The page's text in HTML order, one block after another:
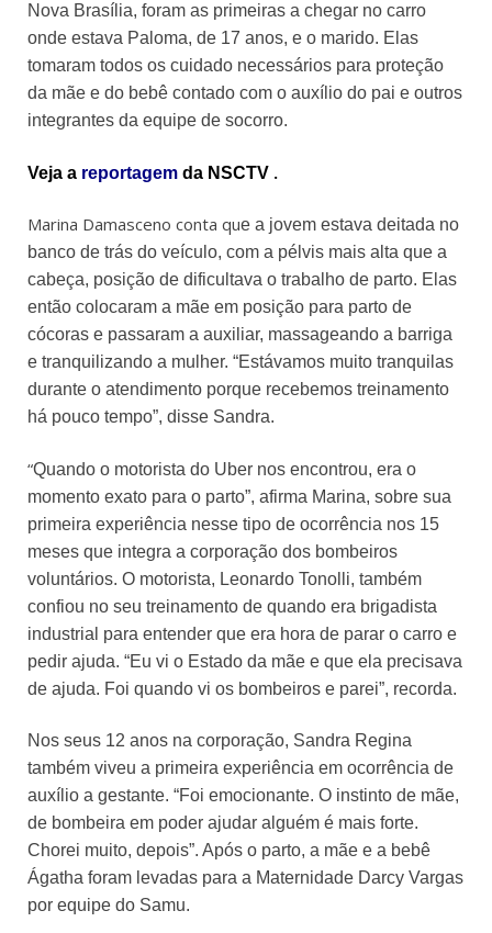
Nova Brasília, foram as primeiras a chegar no carro
onde estava Paloma, de 17 anos, e o marido. Elas
tomaram todos os cuidado necessários para proteção
da mãe e do bebê contado com o auxílio do pai e outros
integrantes da equipe de socorro.
Veja a reportagem da NSCTV .
Marina Damasceno conta que a jovem estava deitada no
banco de trás do veículo, com a pélvis mais alta que a
cabeça, posição de dificultava o trabalho de parto. Elas
então colocaram a mãe em posição para parto de
cócoras e passaram a auxiliar, massageando a barriga
e tranquilizando a mulher. “Estávamos muito tranquilas
durante o atendimento porque recebemos treinamento
há pouco tempo”, disse Sandra.
“Quando o motorista do Uber nos encontrou, era o
momento exato para o parto”, afirma Marina, sobre sua
primeira experiência nesse tipo de ocorrência nos 15
meses que integra a corporação dos bombeiros
voluntários. O motorista, Leonardo Tonolli, também
confiou no seu treinamento de quando era brigadista
industrial para entender que era hora de parar o carro e
pedir ajuda. “Eu vi o Estado da mãe e que ela precisava
de ajuda. Foi quando vi os bombeiros e parei”, recorda.
Nos seus 12 anos na corporação, Sandra Regina
também viveu a primeira experiência em ocorrência de
auxílio a gestante. “Foi emocionante. O instinto de mãe,
de bombeira em poder ajudar alguém é mais forte.
Chorei muito, depois”. Após o parto, a mãe e a bebê
Ágatha foram levadas para a Maternidade Darcy Vargas
por equipe do Samu.